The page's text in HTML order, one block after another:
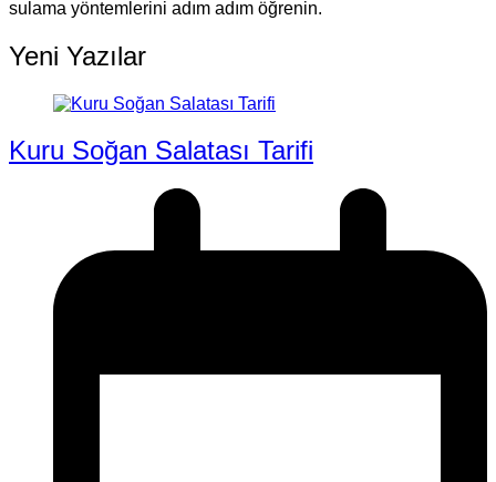
sulama yöntemlerini adım adım öğrenin.
Yeni Yazılar
Kuru Soğan Salatası Tarifi